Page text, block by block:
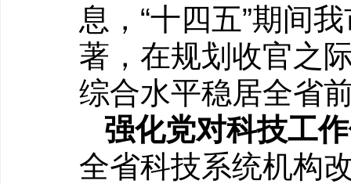
息，“十四五”期间
著，在规划收官之
综合水平稳居全省
强化党对科技工
全省科技系统机构